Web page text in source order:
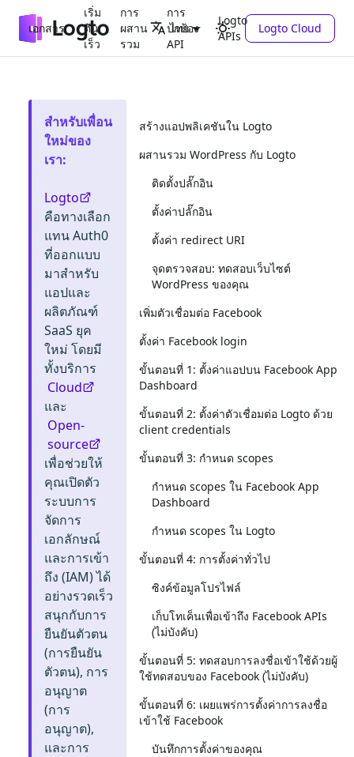
เอกสาร
เริ่ม
ต้น
เร็ว
การ
ผสาน
รวม
การ
ปกป้อง
API
Logto
APIs
ไทย Logto Cloud
สำหรับเพื่อน
ใหม่ของ
เรา:
Logto
คือทางเลือก
แทน Auth0
ที่ออกแบบ
มาสำหรับ
แอปและ
ผลิตภัณฑ์
SaaS ยุค
ใหม่ โดยมี
ทั้งบริการ
Cloud
และ
Open-
source
เพื่อช่วยให้
คุณเปิดตัว
ระบบการ
จัดการ
เอกลักษณ์
และการเข้า
ถึง (IAM) ได้
อย่างรวดเร็ว
สนุกกับการ
ยืนยันตัวตน
(การยืนยัน
ตัวตน), การ
อนุญาต
(การ
อนุญาต),
และการ
สร้างแอปพลิเคชันใน Logto
ผสานรวม WordPress กับ Logto
ติดตั้งปลั๊กอิน
ตั้งค่าปลั๊กอิน
ตั้งค่า redirect URI
จุดตรวจสอบ: ทดสอบเว็บไซต์
WordPress ของคุณ
เพิ่มตัวเชื่อมต่อ Facebook
ตั้งค่า Facebook login
ขั้นตอนที่ 1: ตั้งค่าแอปบน Facebook App
Dashboard
ขั้นตอนที่ 2: ตั้งค่าตัวเชื่อมต่อ Logto ด้วย
client credentials
ขั้นตอนที่ 3: กำหนด scopes
กำหนด scopes ใน Facebook App
Dashboard
กำหนด scopes ใน Logto
ขั้นตอนที่ 4: การตั้งค่าทั่วไป
ซิงค์ข้อมูลโปรไฟล์
เก็บโทเค็นเพื่อเข้าถึง Facebook APIs
(ไม่บังคับ)
ขั้นตอนที่ 5: ทดสอบการลงชื่อเข้าใช้ด้วยผู้
ใช้ทดสอบของ Facebook (ไม่บังคับ)
ขั้นตอนที่ 6: เผยแพร่การตั้งค่าการลงชื่อ
เข้าใช้ Facebook
บันทึกการตั้งค่าของคุณ